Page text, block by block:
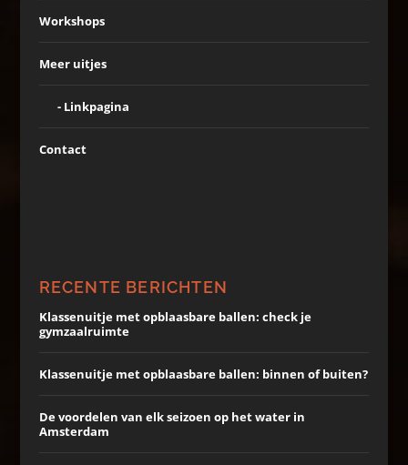
Workshops
Meer uitjes
Linkpagina
Contact
RECENTE BERICHTEN
Klassenuitje met opblaasbare ballen: check je
gymzaalruimte
Klassenuitje met opblaasbare ballen: binnen of buiten?
De voordelen van elk seizoen op het water in
Amsterdam